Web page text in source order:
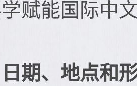
赋能国际中
期、地点和